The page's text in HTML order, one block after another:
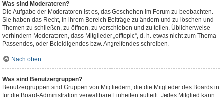
Was sind Moderatoren?
Die Aufgabe der Moderatoren ist es, das Geschehen im Forum zu beobachten.
Sie haben das Recht, in ihrem Bereich Beiträge zu ändern und zu löschen und
Themen zu schließen, zu öffnen, zu verschieben und zu teilen. Üblicherweise
verhindern Moderatoren, dass Mitglieder „offtopic“, d. h. etwas nicht zum Thema
Passendes, oder Beleidigendes bzw. Angreifendes schreiben.
Nach oben
Was sind Benutzergruppen?
Benutzergruppen sind Gruppen von Mitgliedern, die die Mitglieder des Boards in
für die Board-Administration verwaltbare Einheiten aufteilt. Jedes Mitglied kann